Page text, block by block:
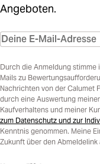
Angeboten.
Durch die Anmeldung stimme
Mails zu
Nachrichten von der Calumet
durch eine Auswertung
Kaufverhaltens und meiner
zum Datenschutz und zur
Kenntnis genommen. Meine
Zukunft über den Abmeldelink